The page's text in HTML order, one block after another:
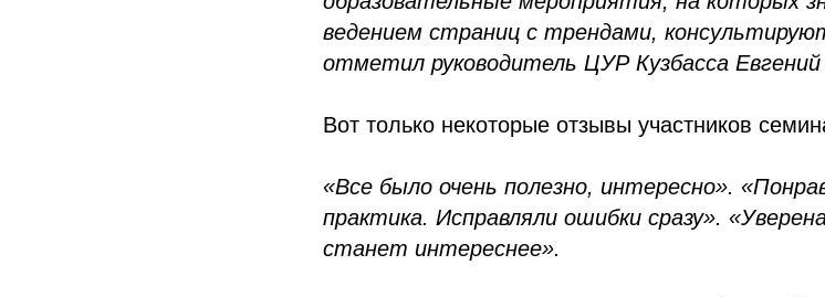
ведением страниц с трендами,
отметил руководитель ЦУР Кузбасса Евгений
Вот только некоторые отзывы участников
«Все было очень полезно, интересно».
практика. Исправляли ошибки сразу».
станет интереснее».